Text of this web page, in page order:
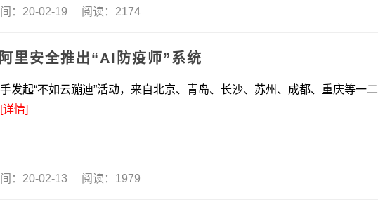
间：20-02-19 阅读：2174
里安全推出“AI防疫师”系统
起“不如云蹦迪”活动，来自北京、青岛、长沙、苏州、成都、重庆等一二
[详情]
间：20-02-13 阅读：1979